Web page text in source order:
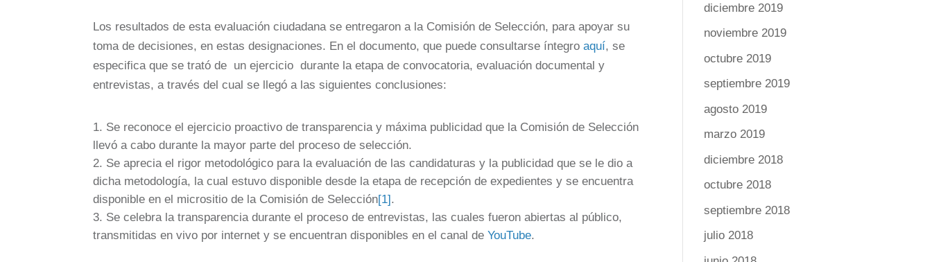
Los resultados de esta evaluación ciudadana se entregaron a la Comisión de Selección, para apoyar su
toma de decisiones, en estas designaciones. En el documento, que puede consultarse íntegroaquí, se
especifica que se trató de un ejercicio durante la etapa de convocatoria, evaluación documental y
entrevistas, a través del cual se llegó a las siguientes conclusiones:
Se reconoce el ejercicio proactivo de transparencia y máxima publicidad que la Comisión de Selección
llevó a cabo durante la mayor parte del proceso de selección.
Se aprecia el rigor metodológico para la evaluación de las candidaturas y la publicidad que se le dio a
dicha metodología, la cual estuvo disponible desde la etapa de recepción de expedientes y se encuentra
disponible en el micrositio de la Comisión de Selección[1] .
Se celebra la transparencia durante el proceso de entrevistas, las cuales fueron abiertas al público,
transmitidas en vivo por internet y se encuentran disponibles en el canal deYouTube.
diciembre 2019
noviembre 2019
octubre 2019
septiembre 2019
agosto 2019
marzo 2019
diciembre 2018
octubre 2018
septiembre 2018
julio 2018